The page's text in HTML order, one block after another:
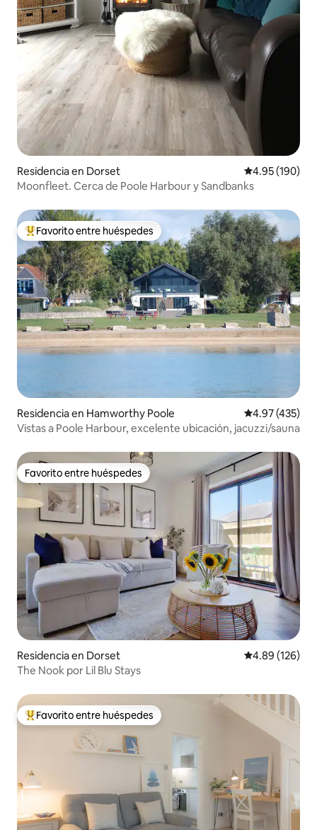
Residencia en Dorset Calificación
4.95 (190)
Moonfleet. Cerca de Poole Harbour y Sandbanks
De los mejores en Favorito entre huéspedes
Favorito entre huéspedes
Residencia en Hamworthy Poole Calificación
4.97 (435)
Vistas a Poole Harbour, excelente ubicación, jacuzzi/sauna
Favorito entre huéspedes
Favorito entre huéspedes
Residencia en Dorset Calificación
4.89 (126)
The Nook por Lil Blu Stays
De los mejores en Favorito entre huéspedes
Favorito entre huéspedes